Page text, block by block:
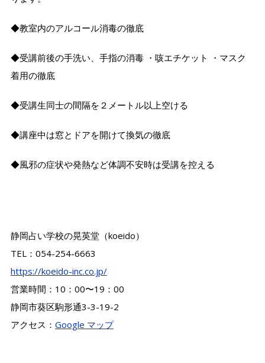
◆教室内のアルコール消毒の徹底
◆受講前後の手洗い、手指の消毒 ・咳エチケット ・マスク
着用の徹底
◆受講生同士の間隔を２メートル以上空ける
◆講座中は窓とドアを開けて換気の徹底
◆風邪の症状や発熱など体調不安時は受講を控える
静岡占い学校の晃英堂（koeido）
TEL：054-254-6663
https://koeido-inc.co.jp/
営業時間：10：00〜19：00
静岡市葵区駒形通3-3-19-2
アクセス： Google マップ